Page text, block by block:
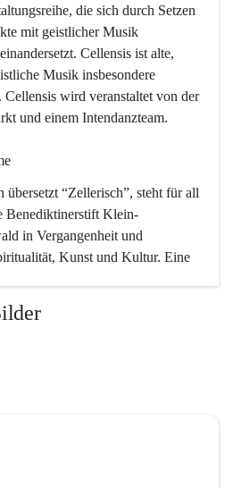
die sich durch Setzen
mit geistlicher Musik
Cellensis ist alte,
Musik insbesondere
Cellensis wird veranstaltet von der
und einem Intendanzteam.
übersetzt “Zellerisch”, steht für all
Benediktinerstift Klein-
in Vergangenheit und
Kunst und Kultur. Eine
Lob Gottes.
Cellensis wird seit dem